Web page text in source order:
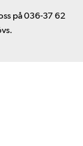
på 036-37 62